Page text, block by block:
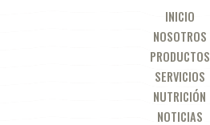
INICIO
NOSOTROS
PRODUCTOS
SERVICIOS
NUTRICIÓN
NOTICIAS